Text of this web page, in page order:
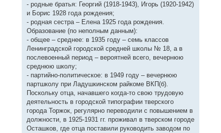
- родные братья: Георгий (1918-1943), Игорь (1920-1942)
и Борис 1928 года рождения;
- родная сестра – Елена 1925 года рождения.
Образование (по неполным данным):
- общее – среднее: в 1935 году – семь классов
Ленинградской городской средней школы № 18, а в
послевоенный период – вероятней всего, вечернюю
среднюю школу;
- партийно-политическое: в 1949 году – вечернюю
партшколу при Ладушкинском райкоме ВКП(б).
Поскольку отца, начавшего когда-то свою трудовую
деятельность в городской типографии тверского
города Торжок, регулярно переводили с повышением в
должности, в 1925-1931 гг. проживал в тверском городе
Осташков, где отца поставили руководить заводом по